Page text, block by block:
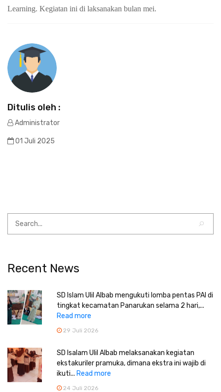
Learning. Kegiatan ini di laksanakan bulan mei.
Ditulis oleh :
Administrator
01 Juli 2025
Recent News
SD Islam Ulil Albab mengukuti lomba pentas PAI di
tingkat kecamatan Panarukan selama 2 hari,...
Read more
29 Juli 2026
SD Isalam Ulil Albab melaksanakan kegiatan
ekstakuriler pramuka, dimana ekstra ini wajib di
ikuti... Read more
24 Juli 2026